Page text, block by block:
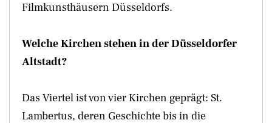
Filmkunsthäusern Düsseldorfs.
Welche Kirchen stehen in der Düsseldorfer
Altstadt?
Das Viertel ist von vier Kirchen geprägt: St.
Lambertus, deren Geschichte bis in die